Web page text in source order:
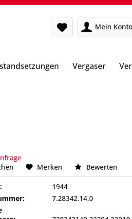
Mein Konto
Vergaser
Merken Bewerten
1944
7.28342.14.0